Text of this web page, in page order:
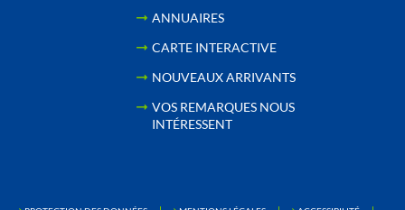
ANNUAIRES
CARTE INTERACTIVE
NOUVEAUX ARRIVANTS
VOS REMARQUES NOUS
INTÉRESSENT